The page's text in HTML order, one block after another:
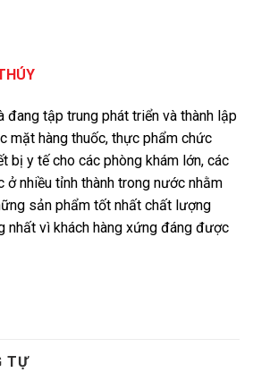
đang tập trung phát triển và thành lập
mặt hàng thuốc, thực phẩm chức
bị y tế cho các phòng khám lớn, các
ở nhiều tỉnh thành trong nước nhằm
sản phẩm tốt nhất chất lượng
nhất vì khách hàng xứng đáng được
TỰ